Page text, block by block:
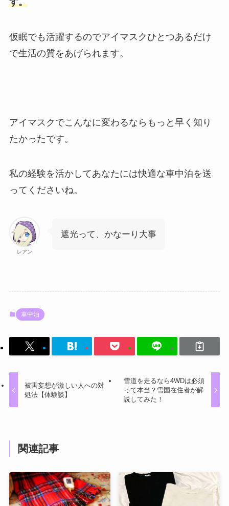
仮眠でも活躍するのでアイマスクひとつあるだけ
で生活の質をあげられます。
アイマスクでこんなに変わるならもっと早く知り
たかったです。
私の経験を活かしてあなたには快適な車中泊を送
ってくださいね。
レアン
遮光って、かなーり大事
車中泊
被害妄想が激しい人への対
処法【体験談】
雪道を走るなら4WDは必須
って本当？雪国在住者が解
説してみた！
関連記事